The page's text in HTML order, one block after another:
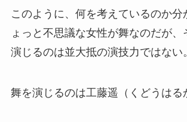
このように、何を考えているのか分
ょっと不思議な女性が舞なのだが、
演じるのは並大抵の演技力ではない。
舞を演じるのは工藤遥（くどうはる